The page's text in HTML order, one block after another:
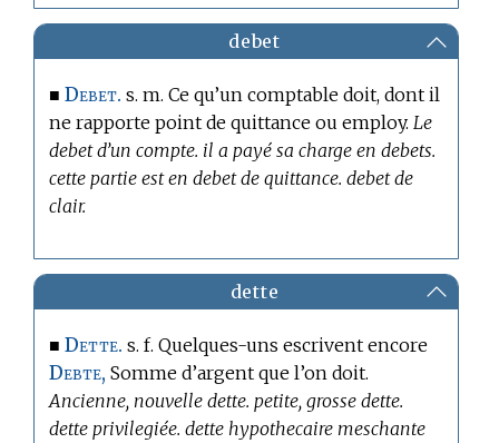
debet
■Debet. s. m. Ce qu’un comptable doit, dont il
ne rapporte point de quittance ou employ.Le
debet d’un compte. il a payé sa charge en debets.
cette partie est en debet de quittance. debet de
clair.
dette
■Dette. s. f. Quelques-uns escrivent encore
Debte, Somme d’argent que l’on doit.
Ancienne, nouvelle dette. petite, grosse dette.
dette privilegiée. dette hypothecaire meschante